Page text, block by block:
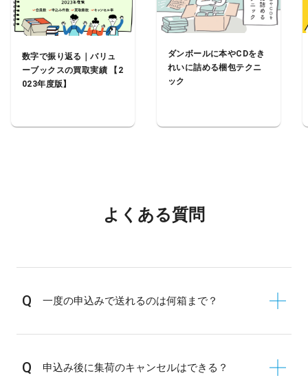
数字で振り返る｜バリュ
ーブックスの買取実績 【2
023年度版】
ダンボールに本やCDをき
れいに詰める梱包テクニ
ック
よくある質問
Q 一度の申込みで送れるのは何箱まで？
Q 申込み後に集荷のキャンセルはできる？